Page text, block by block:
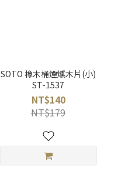
SOTO 橡木桶煙燻木片(小)
ST-1537
NT$140
NT$179